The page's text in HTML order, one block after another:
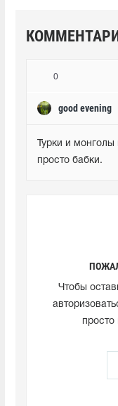
0
good evening
Турки и
просто бабки.
Чтобы
просто